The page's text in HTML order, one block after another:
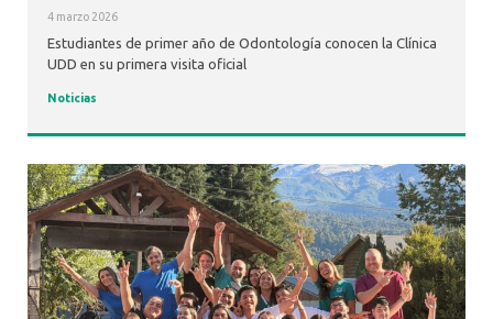
4 marzo 2026
Estudiantes de primer año de Odontología conocen la Clínica
UDD en su primera visita oficial
Noticias